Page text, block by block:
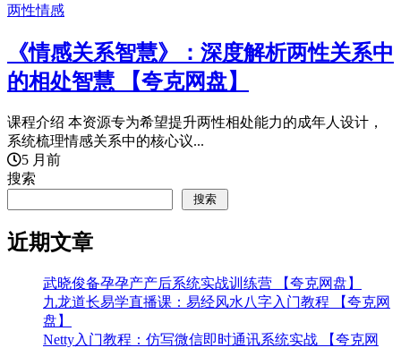
两性情感
《情感关系智慧》：深度解析两性关系中
的相处智慧 【夸克网盘】
课程介绍 本资源专为希望提升两性相处能力的成年人设计，
系统梳理情感关系中的核心议...
5 月前
搜索
搜索
近期文章
武晓俊备孕孕产产后系统实战训练营 【夸克网盘】
九龙道长易学直播课：易经风水八字入门教程 【夸克网
盘】
Netty入门教程：仿写微信即时通讯系统实战 【夸克网